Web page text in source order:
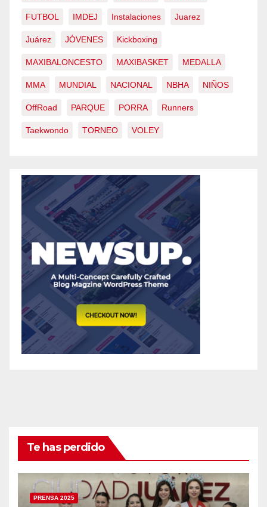
FUTBOL IMDEJ Instalaciones Juarez
Juárez JÓVENES Kickboxing
MAXIBALONCESTO MAXIBASKET MEDALLA
MMA MUNDIAL NACIONAL NBHA NIÑOS
OffRoad PARQUE PORRA Runners
Taekwondo TORNEO VOLEY
Te has perdido
PRENSA 2025